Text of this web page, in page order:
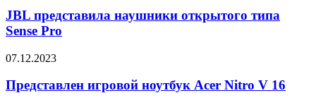
Vision
Pro
наушники
открытого
типа
Pro
JBL представила наушники открытого типа
Sense Pro
Представлен
ноутбук
Acer
07.12.2023
Представлен игровой ноутбук Acer Nitro V 16